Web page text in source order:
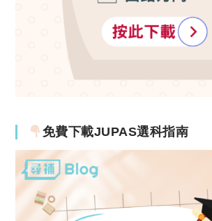
免費下載JUPAS選科指南